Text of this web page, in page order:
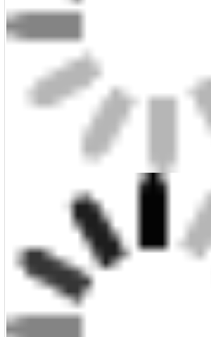
べっ甲柄韓国おしゃれ黒縁メガネ伊
ーム黒ぶちスクエア型ファッション
ルリム男女度付きレンズ伊達眼鏡小
透明シャンパン色
ポイント：
ファッション小物ビッグフレーム伊達メガネブラウ
顔のアクセントには最適のセル。
完成度が高く、驚きの質感。